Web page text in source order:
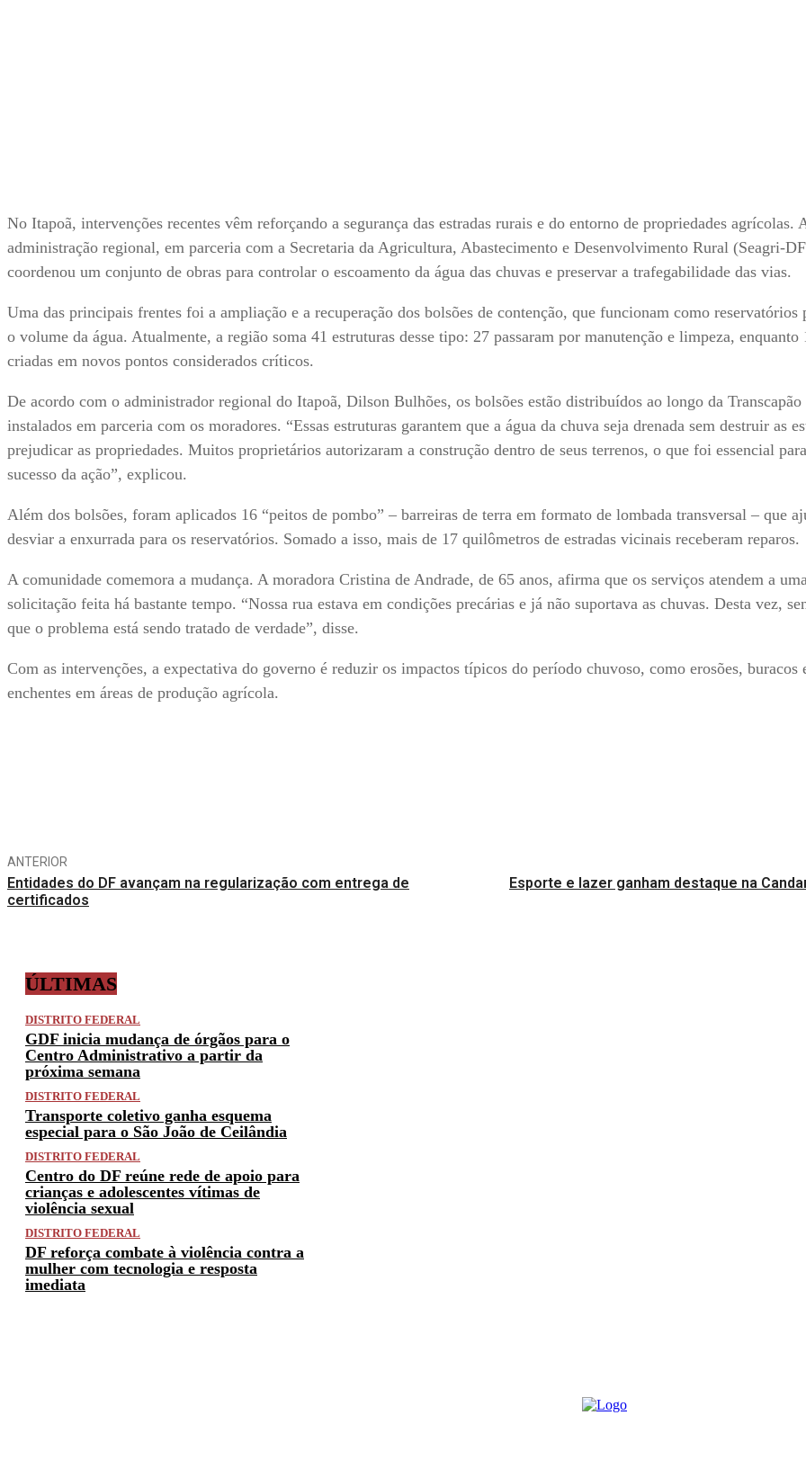
No Itapoã, intervenções recentes vêm reforçando a segurança das estradas rurais e do entorno de propriedades agrícolas.
administração regional, em parceria com a Secretaria da Agricultura, Abastecimento e Desenvolvimento Rural (Seagri-
coordenou um conjunto de obras para controlar o escoamento da água das chuvas e preservar a trafegabilidade das vias.
Uma das principais frentes foi a ampliação e a recuperação dos bolsões de contenção, que funcionam como reservatórios
o volume da água. Atualmente, a região soma 41 estruturas desse tipo: 27 passaram por manutenção e limpeza, enquanto
criadas em novos pontos considerados críticos.
De acordo com o administrador regional do Itapoã, Dilson Bulhões, os bolsões estão distribuídos ao longo da
instalados em parceria com os moradores. “Essas estruturas garantem que a água da chuva seja drenada sem destruir as
prejudicar as propriedades. Muitos proprietários autorizaram a construção dentro de seus terrenos, o que foi essencial
sucesso da ação”, explicou.
Além dos bolsões, foram aplicados 16 “peitos de pombo” – barreiras de terra em formato de lombada transversal – que
desviar a enxurrada para os reservatórios. Somado a isso, mais de 17 quilômetros de estradas vicinais receberam reparos.
A comunidade comemora a mudança. A moradora Cristina de Andrade, de 65 anos, afirma que os serviços atendem a
solicitação feita há bastante tempo. “Nossa rua estava em condições precárias e já não suportava as chuvas. Desta vez,
que o problema está sendo tratado de verdade”, disse.
Com as intervenções, a expectativa do governo é reduzir os impactos típicos do período chuvoso, como erosões, buracos
enchentes em áreas de produção agrícola.
ANTERIOR
Entidades do DF avançam na regularização com entrega de
certificados
Esporte e lazer ganham destaque na
ÚLTIMAS
DISTRITO FEDERAL
GDF inicia mudança de órgãos para o
Centro Administrativo a partir da
próxima semana
DISTRITO FEDERAL
Transporte coletivo ganha esquema
especial para o São João de Ceilândia
DISTRITO FEDERAL
Centro do DF reúne rede de apoio para
crianças e adolescentes vítimas de
violência sexual
DISTRITO FEDERAL
DF reforça combate à violência contra a
mulher com tecnologia e resposta
imediata